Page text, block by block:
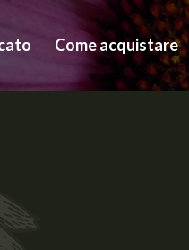
Come acquistare